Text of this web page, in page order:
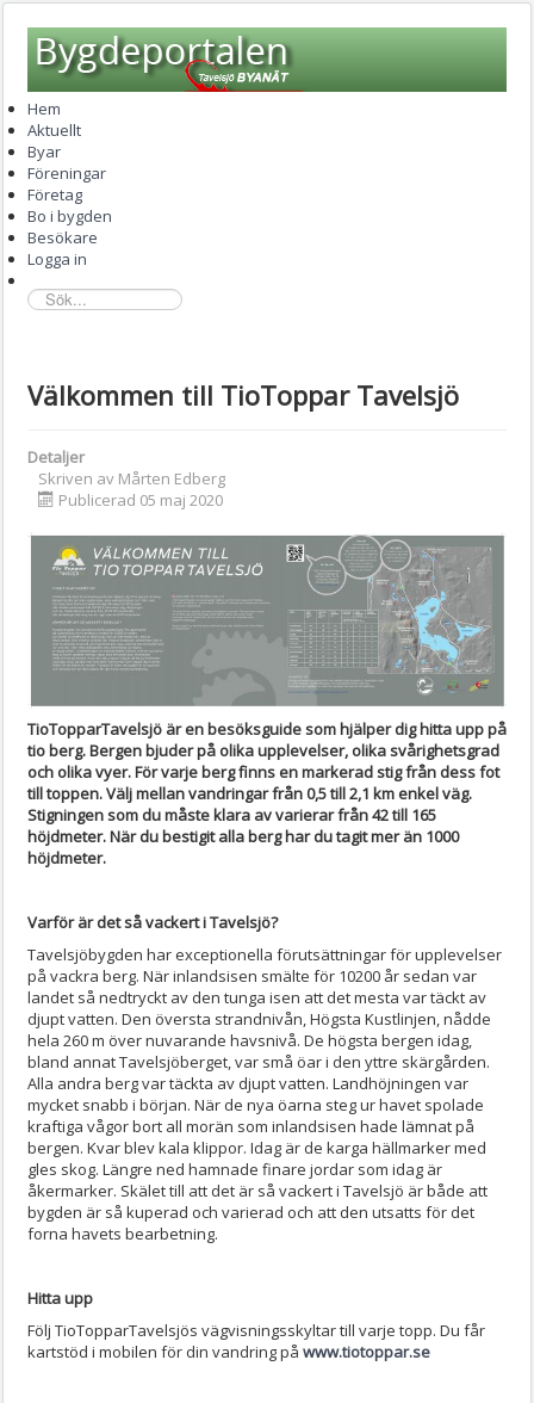
Hem
Aktuellt
Byar
Föreningar
Företag
Bo i bygden
Besökare
Logga in
sök...
Välkommen till TioToppar Tavelsjö
Detaljer
Skriven av Mårten Edberg
Publicerad 05 maj 2020
TioTopparTavelsjö är en besöksguide som hjälper dig hitta upp på
tio berg. Bergen bjuder på olika upplevelser, olika svårighetsgrad
och olika vyer. För varje berg finns en markerad stig från dess fot
till toppen. Välj mellan vandringar från 0,5 till 2,1 km enkel väg.
Stigningen som du måste klara av varierar från 42 till 165
höjdmeter. När du bestigit alla berg har du tagit mer än 1000
höjdmeter.
Varför är det så vackert i Tavelsjö?
Tavelsjöbygden har exceptionella förutsättningar för upplevelser
på vackra berg. När inlandsisen smälte för 10200 år sedan var
landet så nedtryckt av den tunga isen att det mesta var täckt av
djupt vatten. Den översta strandnivån, Högsta Kustlinjen, nådde
hela 260 m över nuvarande havsnivå. De högsta bergen idag,
bland annat Tavelsjöberget, var små öar i den yttre skärgården.
Alla andra berg var täckta av djupt vatten. Landhöjningen var
mycket snabb i början. När de nya öarna steg ur havet spolade
kraftiga vågor bort all morän som inlandsisen hade lämnat på
bergen. Kvar blev kala klippor. Idag är de karga hällmarker med
gles skog. Längre ned hamnade finare jordar som idag är
åkermarker. Skälet till att det är så vackert i Tavelsjö är både att
bygden är så kuperad och varierad och att den utsatts för det
forna havets bearbetning.
Hitta upp
Följ TioTopparTavelsjös vägvisningsskyltar till varje topp. Du får
kartstöd i mobilen för din vandring på www.tiotoppar.se